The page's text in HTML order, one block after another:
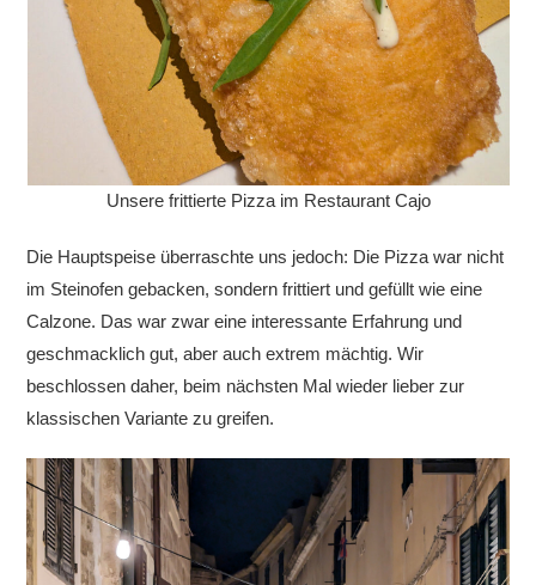
Unsere frittierte Pizza im Restaurant Cajo
Die Hauptspeise überraschte uns jedoch: Die Pizza war nicht
im Steinofen gebacken, sondern frittiert und gefüllt wie eine
Calzone. Das war zwar eine interessante Erfahrung und
geschmacklich gut, aber auch extrem mächtig. Wir
beschlossen daher, beim nächsten Mal wieder lieber zur
klassischen Variante zu greifen.